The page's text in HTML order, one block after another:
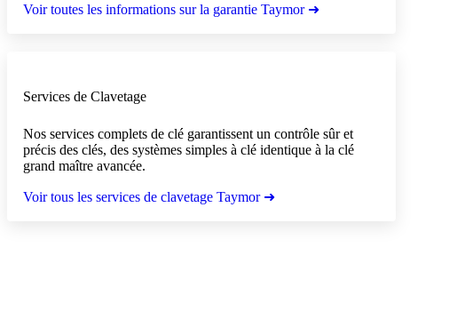
Voir toutes les informations sur la garantie Taymor ➜
Services de Clavetage
Nos services complets de clé garantissent un contrôle sûr et
précis des clés, des systèmes simples à clé identique à la clé
grand maître avancée.
Voir tous les services de clavetage Taymor ➜